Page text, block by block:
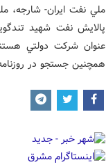
ملي نفت ايران- شارجه،
پالايش نفت شهيد
عنوان شرکت دولتي
همچنين جستجو در